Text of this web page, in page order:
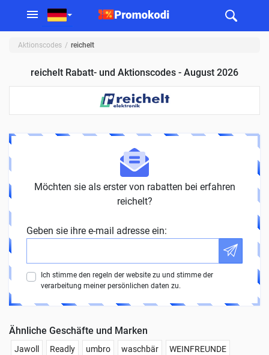
Aktionscodes reichelt
reichelt Rabatt- und Aktionscodes - August 2026
Möchten sie als erster von rabatten bei erfahren
reichelt?
Geben sie ihre e-mail adresse ein:
Ich stimme den regeln der website zu und stimme der
verarbeitung meiner persönlichen daten zu.
Ähnliche Geschäfte und Marken
Jawoll Readly umbro waschbär WEINFREUNDE